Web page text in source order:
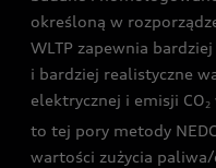
określoną w
WLTP zapewnia
i bardziej realistyczne
elektrycznej i emisji CO2
to tej pory metody
wartości zużycia